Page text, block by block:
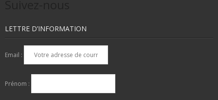
LETTRE D’INFORMATION
Email :
Prénom :